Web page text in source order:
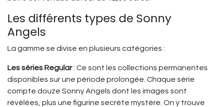
Les différents types de Sonny
Angels
La gamme se divise en plusieurs catégories :
Les séries Regular: Ce sont les collections permanentes
disponibles sur une période prolongée. Chaque série
compte douze Sonny Angels dont les images sont
révélées, plus une figurine secrète mystère. On y trouve